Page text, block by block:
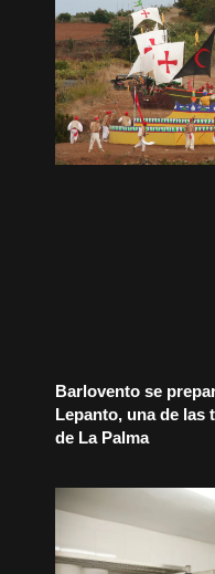
Barlovento se
Lepanto, una de las
de La Palma